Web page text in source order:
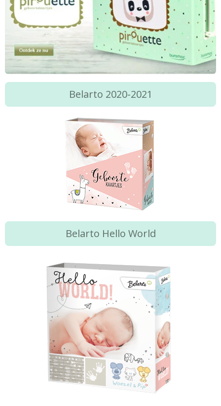
Belarto 2020-2021
Belarto Hello World